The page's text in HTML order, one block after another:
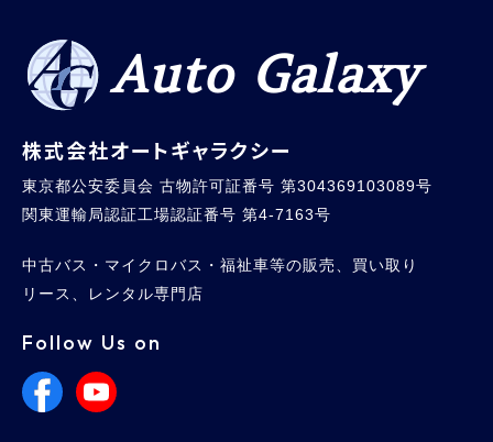
Auto Galaxy
株式会社オートギャラクシー
東京都公安委員会 古物許可証番号 第304369103089号
関東運輸局認証工場認証番号 第4-7163号
中古バス・マイクロバス・福祉車等の販売、買い取り
リース、レンタル専門店
Follow Us on